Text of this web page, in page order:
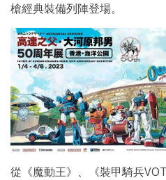
槍經典裝備列陣登場。
從《魔動王》、《裝甲騎兵